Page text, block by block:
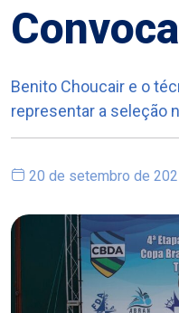
Benito Choucair e o
representar a seleção
20 de setembro de